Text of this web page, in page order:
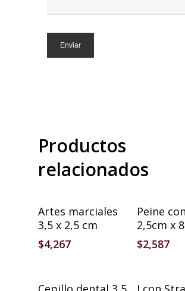
Productos
relacionados
Añadir Al Carrito
Artes marciales
3,5 x 2,5 cm
$4,267
Peine
2,5cm x
$2,587
Añadir Al Carrito